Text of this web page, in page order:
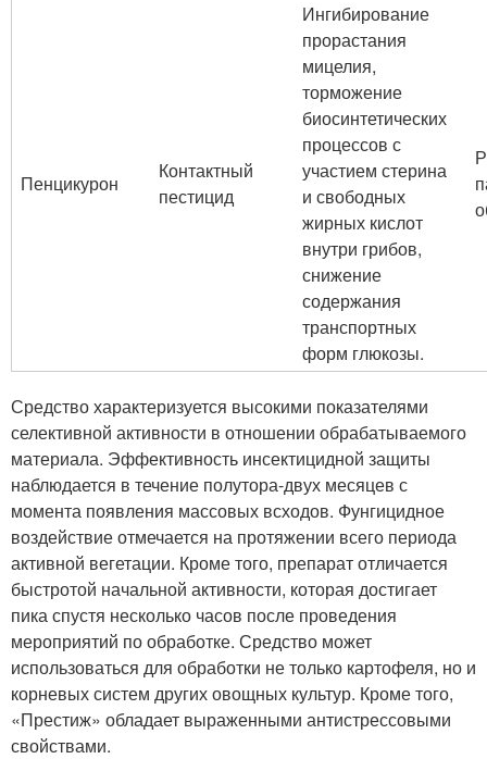
Пенцикурон
Контактный
пестицид
Ингибирование
прорастания
мицелия,
торможение
биосинтетических
процессов с
участием стерина
и свободных
жирных кислот
внутри грибов,
снижение
содержания
транспортных
форм глюкозы.
Средство характеризуется высокими показателями
селективной активности в отношении обрабатываемого
материала. Эффективность инсектицидной защиты
наблюдается в течение полутора-двух месяцев с
момента появления массовых всходов. Фунгицидное
воздействие отмечается на протяжении всего периода
активной вегетации. Кроме того, препарат отличается
быстротой начальной активности, которая достигает
пика спустя несколько часов после проведения
мероприятий по обработке. Средство может
использоваться для обработки не только картофеля, но и
корневых систем других овощных культур. Кроме того,
«Престиж» обладает выраженными антистрессовыми
свойствами.